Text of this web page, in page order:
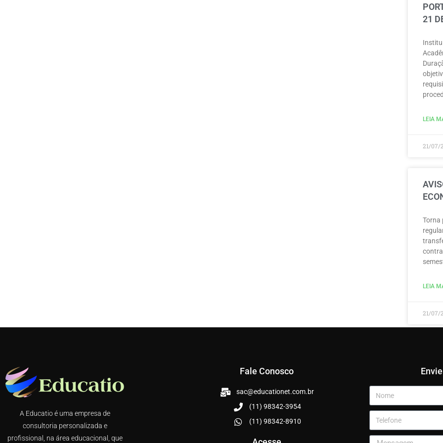
21
LEIA
21/07/
Torna
LEIA
21/07/
A Educatio é uma empresa de
consultoria personalizada e
profissional, na área educacional, que
Fale Conosco
sac@educationet.com.br
(11) 98342-3954
(11) 98342-8910